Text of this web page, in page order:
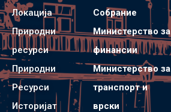
Локација
Природни
ресурси
Природни
Ресурси
Историјат
Собрание
Министерство за
финансии
Министерство за
транспорт и
врски